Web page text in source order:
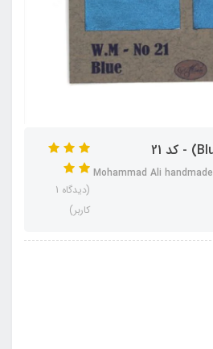
آبرنگ اکلیلی محمدعلی آبی Mohammad Ali handmade
(دیدگاه 1
کاربر)